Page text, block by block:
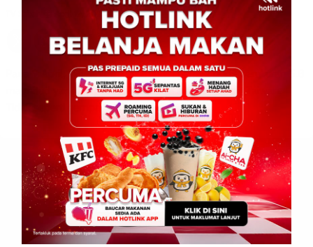
April 12, 2025 0
Pada 9 April, Taiwan dikejutkan oleh gempa bumi berukuran 5.8
magnitud yang berpusat di daerah Yilan, timur laut Taiwan.
Tidak seperti gempa bumi di Myanmar […]
Leave a Reply
Your email address will not be published. Required fields are
marked